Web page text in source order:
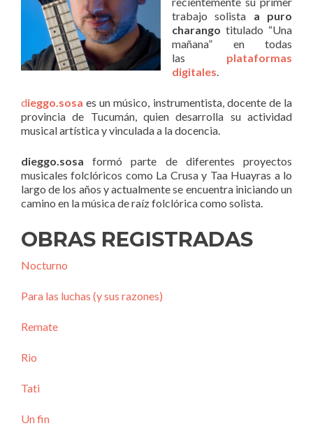
trabajo solista a puro
charango titulado “Una
mañana” en todas
las plataformas
digitales.
dieggo.sosa es un músico, instrumentista, docente de la
provincia de Tucumán, quien desarrolla su actividad
musical artística y vinculada a la docencia.
dieggo.sosa formó parte de diferentes proyectos
musicales folclóricos como La Crusa y Taa Huayras a lo
largo de los años y actualmente se encuentra iniciando un
camino en la música de raíz folclórica como solista.
OBRAS REGISTRADAS
Nocturno
Para las luchas (y sus razones)
Remate
Rio
Tati
Un fin